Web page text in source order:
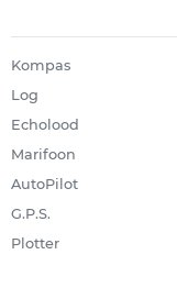
Kompas
Log
Echolood
Marifoon
AutoPilot
G.P.S.
Plotter